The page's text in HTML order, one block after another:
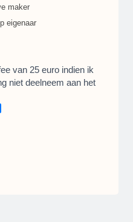
maker
eigenaar
van 25 euro indien ik
niet deelneem aan het